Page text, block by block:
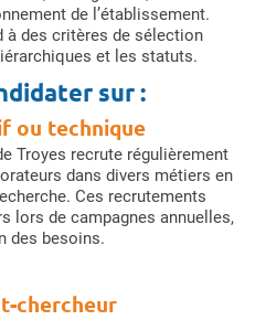
de l’établissement.
à des critères de sélection
et les statuts.
sur :
ou technique
Troyes recrute régulièrement
dans divers métiers en
Ces recrutements
lors de campagnes annuelles,
des besoins.
chercheur